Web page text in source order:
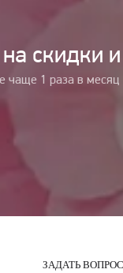
cкидки
чаще 1 раза в месяц
ЗАДАТЬ ВОПРОС